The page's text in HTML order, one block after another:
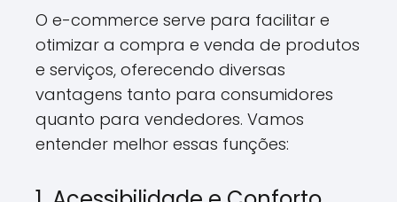
O e-commerce serve para facilitar e
otimizar a compra e venda de produtos
e serviços, oferecendo diversas
vantagens tanto para consumidores
quanto para vendedores. Vamos
entender melhor essas funções: